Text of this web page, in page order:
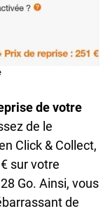
de votre
de le
Click & Collect,
sur votre
Go. Ainsi, vous
de